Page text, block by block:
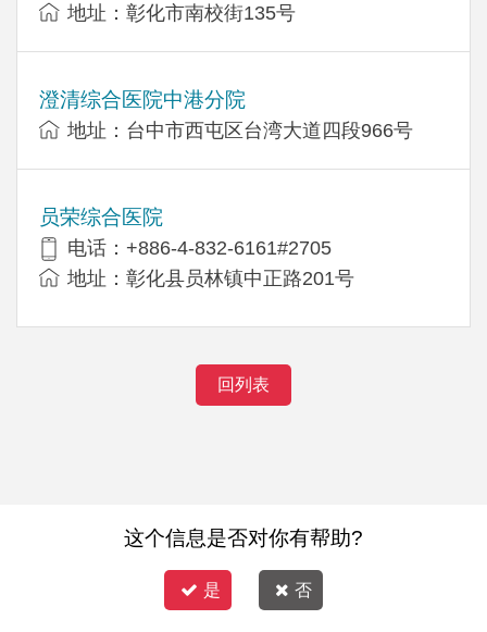
地址：彰化市南校街135号
澄清综合医院中港分院
地址：台中市西屯区台湾大道四段966号
员荣综合医院
电话：+886-4-832-6161#2705
地址：彰化县员林镇中正路201号
回列表
这个信息是否对你有帮助?
是 否